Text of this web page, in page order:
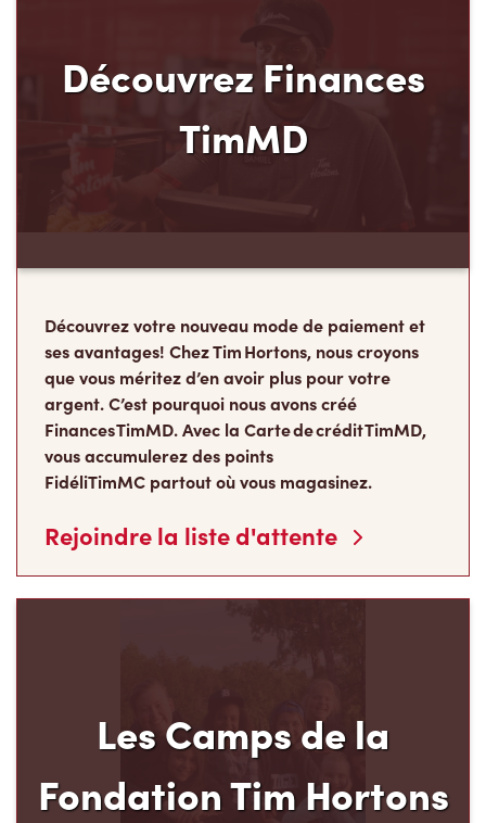
Découvrez Finances
TimMD
Découvrez votre nouveau mode de paiement et
ses avantages! Chez Tim Hortons, nous croyons
que vous méritez d’en avoir plus pour votre
argent. C’est pourquoi nous avons créé
Finances TimMD. Avec la Carte de crédit TimMD,
vous accumulerez des points
FidéliTimMC partout où vous magasinez.
Rejoindre la liste d'attente
Les Camps de la
Fondation Tim Hortons